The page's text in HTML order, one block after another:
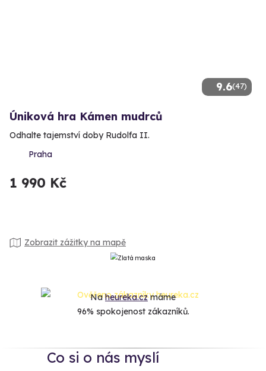
9.6(47)
Úniková hra Kámen mudrců
Odhalte tajemství doby Rudolfa II.
Praha
1 990 Kč
Zobrazit zážitky na mapě
Naheureka.czmáme
96% spokojenost zákazníků.
Co si o nás myslí